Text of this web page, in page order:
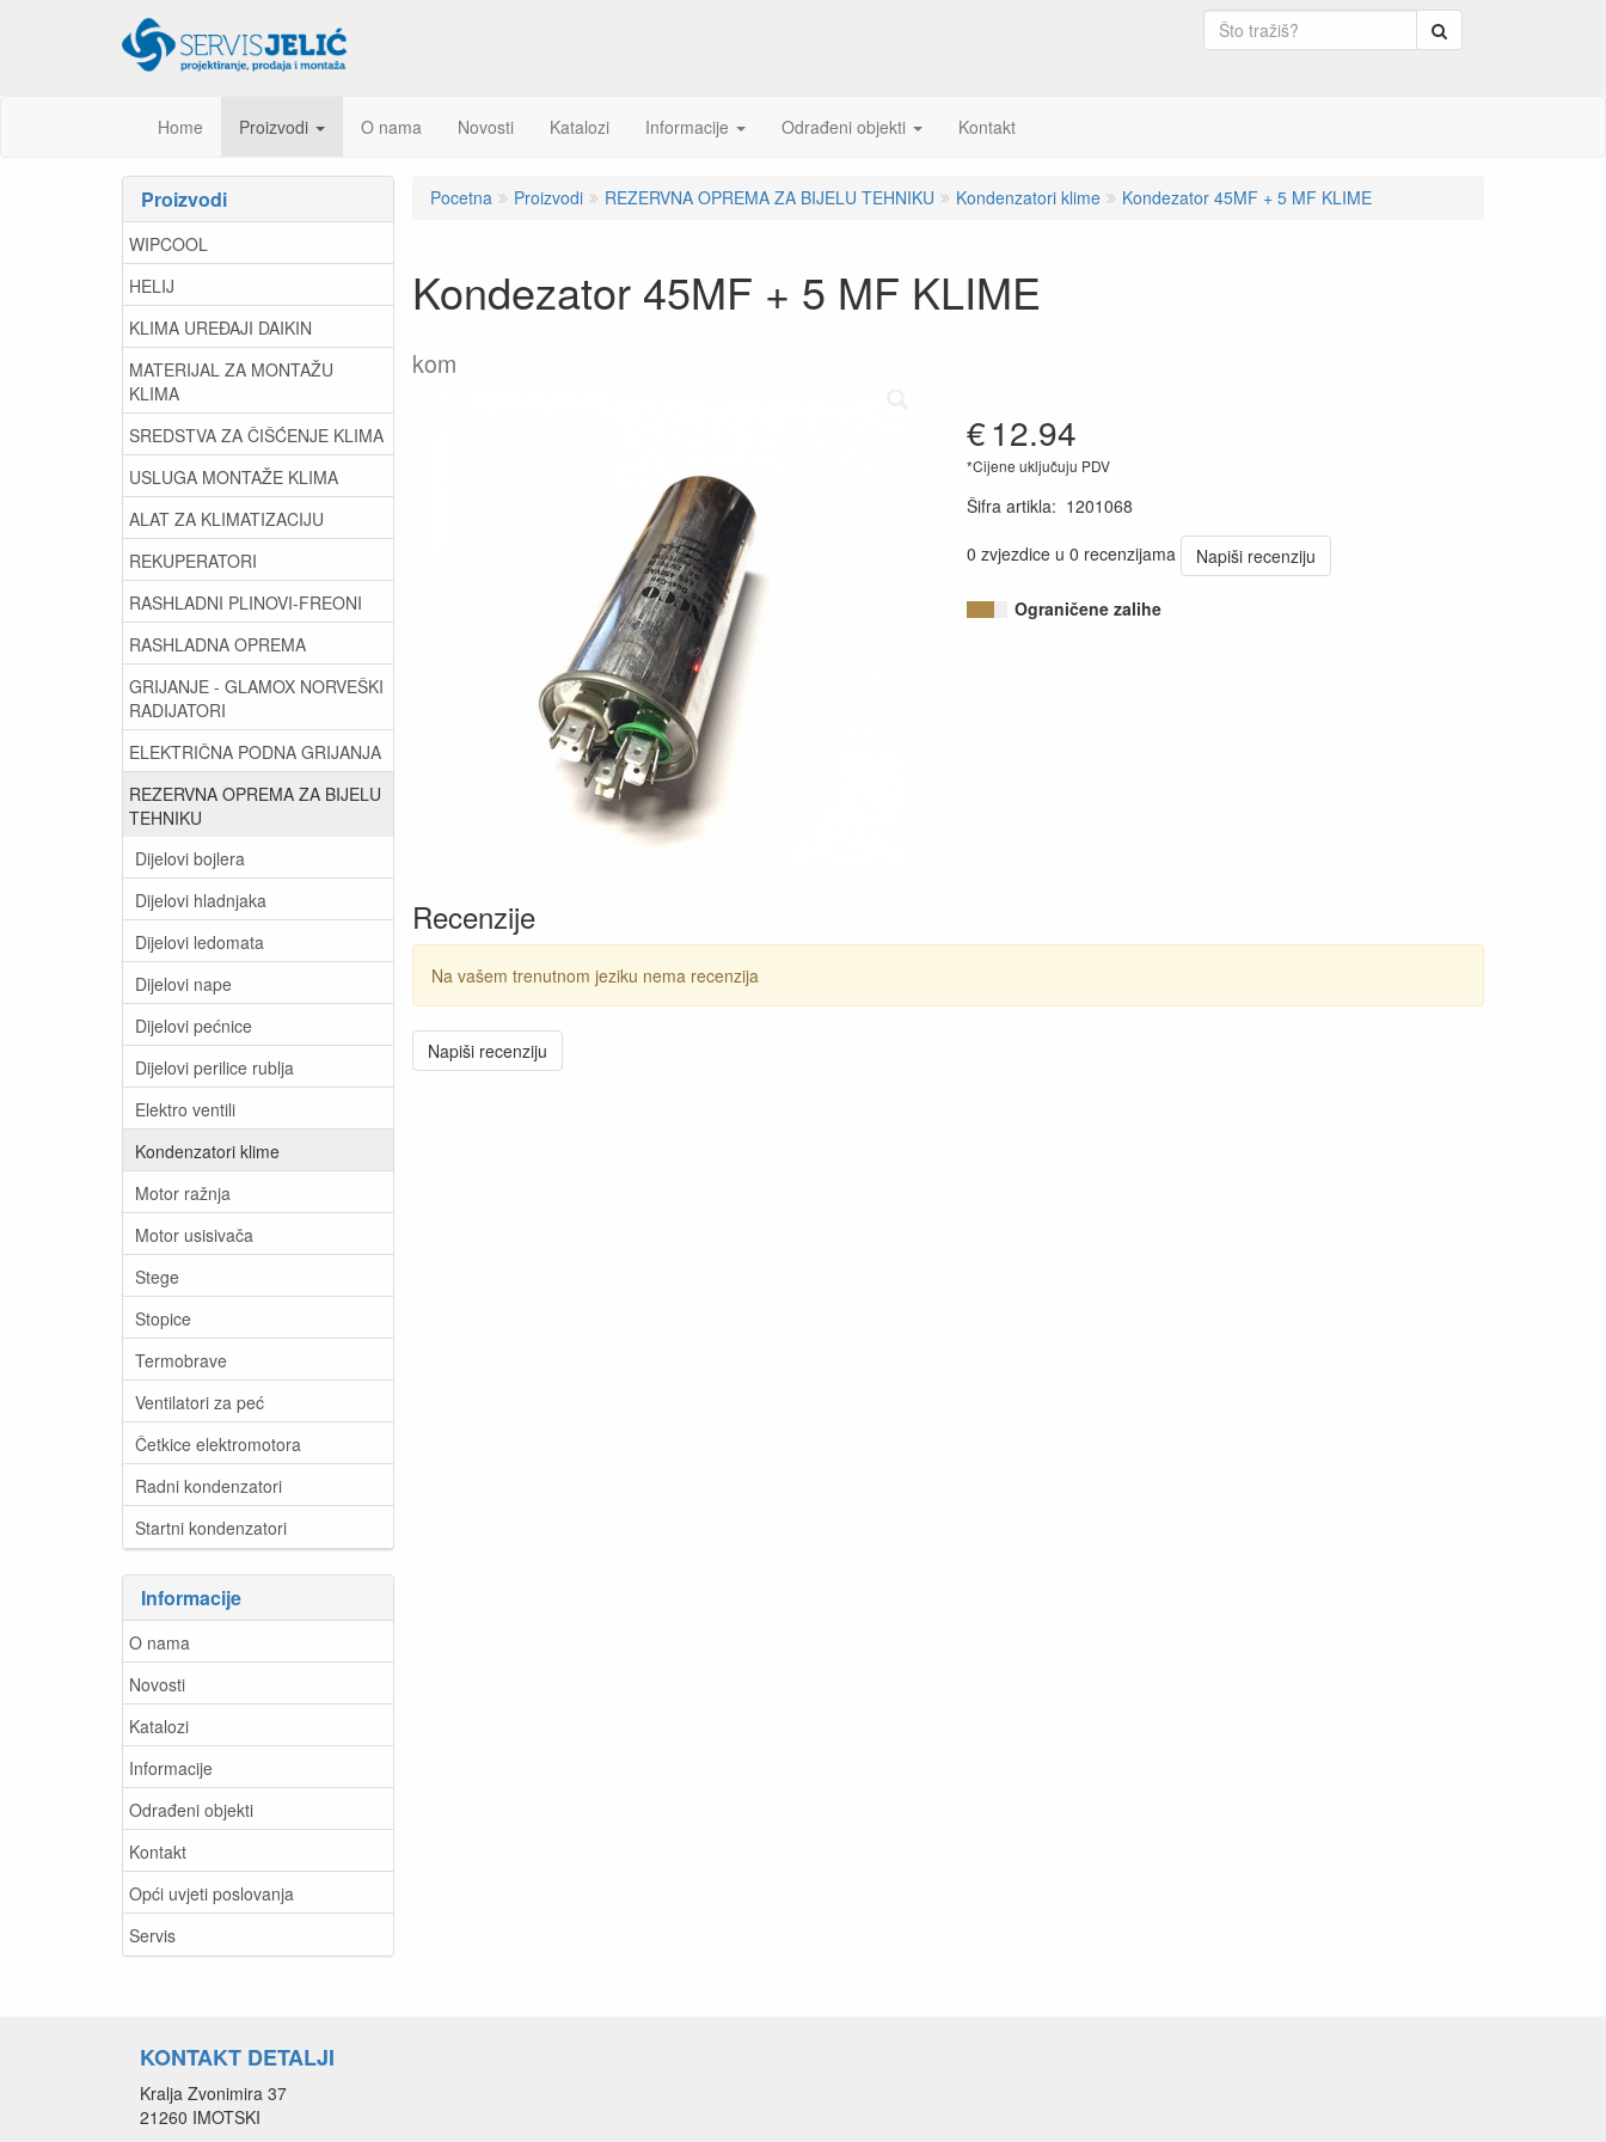
Home Proizvodi O nama Novosti Katalozi Informacije Odrađeni objekti Kontakt
Pocetna Proizvodi REZERVNA OPREMA ZA BIJELU TEHNIKU Kondenzatori klime Kondezator 45MF + 5 MF KLIME
Kondezator 45MF + 5 MF KLIME
kom
€12.94
*Cijene uključuju PDV
Šifra artikla: 1201068
0 zvjezdice u 0 recenzijama
Napiši recenziju
Ograničene zalihe
Recenzije
Na vašem trenutnom jeziku nema recenzija
Napiši recenziju
Proizvodi
WIPCOOL
HELIJ
KLIMA UREĐAJI DAIKIN
MATERIJAL ZA MONTAŽU
KLIMA
SREDSTVA ZA ČIŠĆENJE KLIMA
USLUGA MONTAŽE KLIMA
ALAT ZA KLIMATIZACIJU
REKUPERATORI
RASHLADNI PLINOVI-FREONI
RASHLADNA OPREMA
GRIJANJE - GLAMOX NORVEŠKI
RADIJATORI
ELEKTRIČNA PODNA GRIJANJA
REZERVNA OPREMA ZA BIJELU
TEHNIKU
Dijelovi bojlera
Dijelovi hladnjaka
Dijelovi ledomata
Dijelovi nape
Dijelovi pećnice
Dijelovi perilice rublja
Elektro ventili
Kondenzatori klime
Motor ražnja
Motor usisivača
Stege
Stopice
Termobrave
Ventilatori za peć
Četkice elektromotora
Radni kondenzatori
Startni kondenzatori
Informacije
O nama
Novosti
Katalozi
Informacije
Odrađeni objekti
Kontakt
Opći uvjeti poslovanja
Servis
KONTAKT DETALJI
Kralja Zvonimira 37
21260 IMOTSKI